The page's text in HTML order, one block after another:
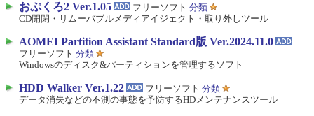
おぷくろ2 Ver.1.05 フリーソフト 分類
CD開閉・リムーバブルメディアイジェクト・取り外しツール
AOMEI Partition Assistant Standard版 Ver.2024.11.0
フリーソフト 分類
Windowsのディスク&パーティションを管理するソフト
HDD Walker Ver.1.22 フリーソフト 分類
データ消失などの不測の事態を予防するHDメンテナンスツール